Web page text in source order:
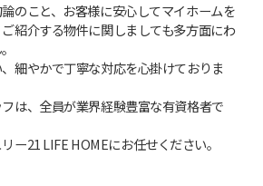
のこと、お客様に安心してマイホームを
紹介する物件に関しましても多方面にわ
細やかで丁寧な対応を心掛けておりま
は、全員が業界経験豊富な有資格者で
ー21 LIFE HOMEにお任せください。